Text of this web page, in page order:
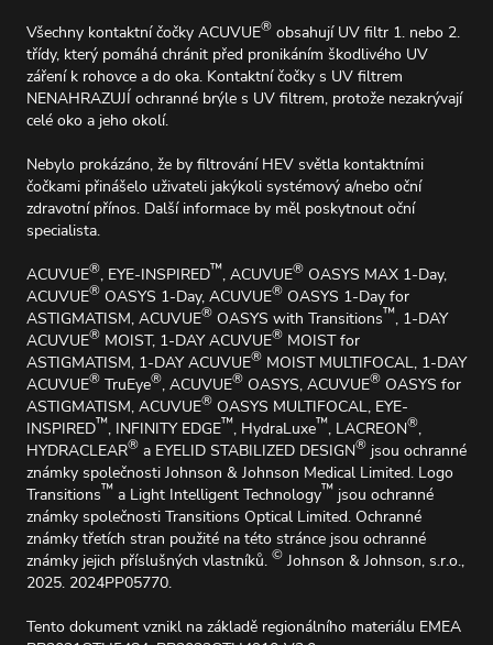
Všechny kontaktní čočky ACUVUE® obsahují UV filtr 1. nebo 2.
třídy, který pomáhá chránit před pronikáním škodlivého UV
záření k rohovce a do oka. Kontaktní čočky s UV filtrem
NENAHRAZUJÍ ochranné brýle s UV filtrem, protože nezakrývají
celé oko a jeho okolí.
Nebylo prokázáno, že by filtrování HEV světla kontaktními
čočkami přinášelo uživateli jakýkoli systémový a/nebo oční
zdravotní přínos. Další informace by měl poskytnout oční
specialista.
ACUVUE®, EYE-INSPIRED™, ACUVUE® OASYS MAX 1-Day,
ACUVUE® OASYS 1-Day, ACUVUE® OASYS 1-Day for
ASTIGMATISM, ACUVUE® OASYS with Transitions™, 1-DAY
ACUVUE® MOIST, 1-DAY ACUVUE® MOIST for
ASTIGMATISM, 1-DAY ACUVUE® MOIST MULTIFOCAL, 1-DAY
ACUVUE® TruEye®, ACUVUE® OASYS, ACUVUE® OASYS for
ASTIGMATISM, ACUVUE® OASYS MULTIFOCAL, EYE-
INSPIRED™, INFINITY EDGE™, HydraLuxe™, LACREON®,
HYDRACLEAR® a EYELID STABILIZED DESIGN® jsou ochranné
známky společnosti Johnson & Johnson Medical Limited. Logo
Transitions™ a Light Intelligent Technology™ jsou ochranné
známky společnosti Transitions Optical Limited. Ochranné
známky třetích stran použité na této stránce jsou ochranné
známky jejich příslušných vlastníků. © Johnson & Johnson, s.r.o.,
2025. 2024PP05770.
Tento dokument vznikl na základě regionálního materiálu EMEA